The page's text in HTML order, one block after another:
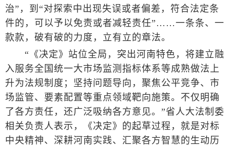
治”，到“对探索中出现失误或者偏差，符合法定条
件的，可以予以免责或者减轻责任”……一条条、一
款款，破有破的力度，立有立的章法。
“《决定》站位全局，突出河南特色，将建立融
入服务全国统一大市场监测指标体系等成熟做法上
升为法规制度；坚持问题导向，聚焦公平竞争、市
场监管、要素配置等重点领域靶向施策。不仅明确
了各方责任，还广泛吸纳各方意见。”省人大法制委
相关负责人表示，《决定》的起草过程，就是对标
中央精神、深耕河南实践、汇聚各方智慧的生动历